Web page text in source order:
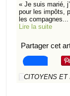
« Je suis marié,
pour les impôts,
les compagnes...
Lire la suite
Partager cet
CITOYENS ET